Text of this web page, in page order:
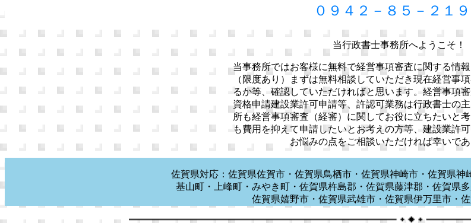
０９４２－８５－２１９
当行政書士事務所へようこそ！
当事務所ではお客様に無料で経営事項審査に関する情報
（限度あり）まずは無料相談していただき現在経営事
るか等、確認していただければと思います。経営事項
資格申請建設業許可申請等、許認可業務は行政書士の
所も経営事項審査（経審）に関してお役に立ちたいと
も費用を抑えて申請したいとお考えの方等、建設業許
お悩みの点をご相談いただければ幸いであ
佐賀県対応：佐賀県佐賀市・佐賀県鳥栖市・佐賀県神崎市・佐賀県神
基山町・上峰町・みやき町・佐賀県杵島郡・佐賀県藤津郡・佐賀県
佐賀県嬉野市・佐賀県武雄市・佐賀県伊万里市